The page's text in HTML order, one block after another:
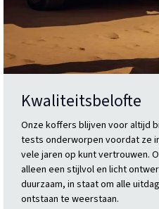
Kwaliteitsbelofte
Onze koffers blijven voor altijd
tests onderworpen voordat ze
vele jaren op kunt vertrouwen.
alleen een stijlvol en licht
duurzaam, in staat om alle
ontstaan te weerstaan.